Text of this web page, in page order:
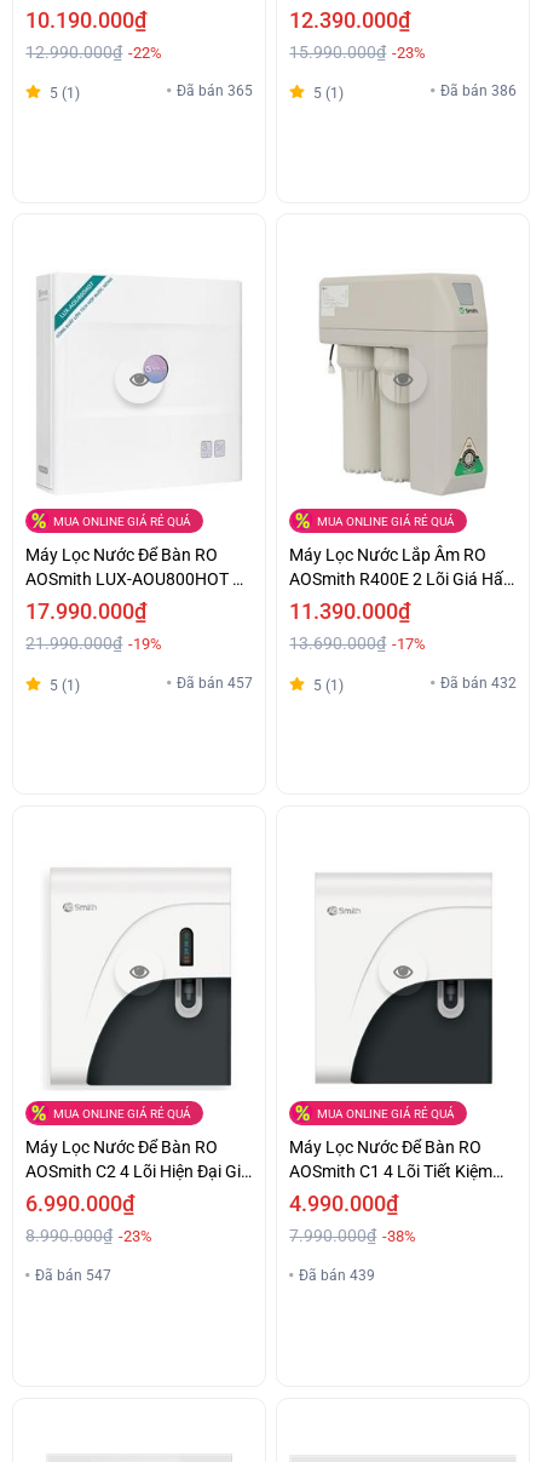
Hãng Giá Hấp Dẫn
10.190.000₫
12.990.000₫ -22%
5 (1) Đã bán 365
Nóng Nguội 4 Lõi Giá Tốt
12.390.000₫
15.990.000₫ -23%
5 (1) Đã bán 386
MUA ONLINE GIÁ RẺ QUÁ
Máy Lọc Nước Để Bàn RO
AOSmith LUX-AOU800HOT 2
Lõi Nóng Nguội Giá Tốt
17.990.000₫
21.990.000₫ -19%
5 (1) Đã bán 457
MUA ONLINE GIÁ RẺ QUÁ
Máy Lọc Nước Lắp Âm RO
AOSmith R400E 2 Lõi Giá Hấp
Dẫn
11.390.000₫
13.690.000₫ -17%
5 (1) Đã bán 432
MUA ONLINE GIÁ RẺ QUÁ
Máy Lọc Nước Để Bàn RO
AOSmith C2 4 Lõi Hiện Đại Giá
Ưu Đãi
6.990.000₫
8.990.000₫ -23%
Đã bán 547
MUA ONLINE GIÁ RẺ QUÁ
Máy Lọc Nước Để Bàn RO
AOSmith C1 4 Lõi Tiết Kiệm
Giá Hấp Dẫn
4.990.000₫
7.990.000₫ -38%
Đã bán 439